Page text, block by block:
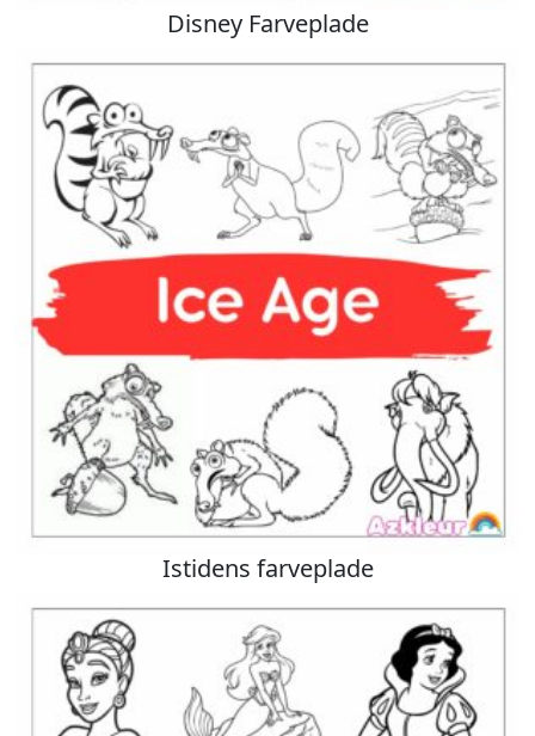
Disney Farveplade
Istidens farveplade